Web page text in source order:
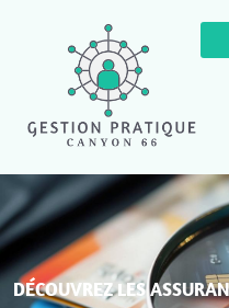
DÉCOUVREZ LES